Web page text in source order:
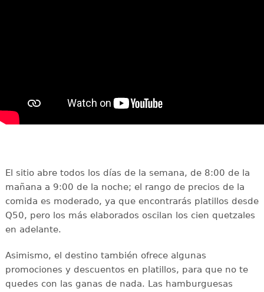
El sitio abre todos los días de la semana, de 8:00 de la
mañana a 9:00 de la noche; el rango de precios de la
comida es moderado, ya que encontrarás platillos desde
Q50, pero los más elaborados oscilan los cien quetzales
en adelante.
Asimismo, el destino también ofrece algunas
promociones y descuentos en platillos, para que no te
quedes con las ganas de nada. Las hamburguesas